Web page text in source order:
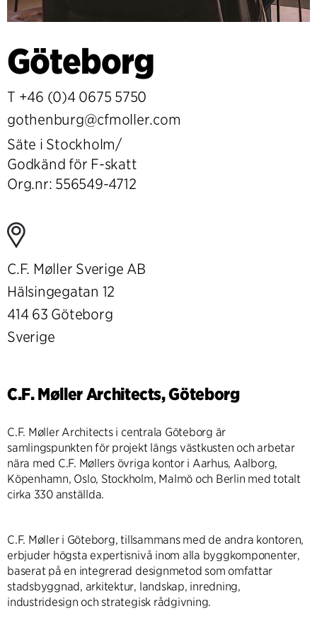
Göteborg
T +46 (0)4 0675 5750
gothenburg@cfmoller.com
Säte i Stockholm/
Godkänd för F-skatt
Org.nr: 556549-4712
C.F. Møller Sverige AB
Hälsingegatan 12
414 63 Göteborg
Sverige
C.F. Møller Architects, Göteborg
C.F. Møller Architects i centrala Göteborg är
samlingspunkten för projekt längs västkusten och arbetar
nära med C.F. Møllers övriga kontor i Aarhus, Aalborg,
Köpenhamn, Oslo, Stockholm, Malmö och Berlin med totalt
cirka 330 anställda.
C.F. Møller i Göteborg, tillsammans med de andra kontoren,
erbjuder högsta expertisnivå inom alla byggkomponenter,
baserat på en integrerad designmetod som omfattar
stadsbyggnad, arkitektur, landskap, inredning,
industridesign och strategisk rådgivning.